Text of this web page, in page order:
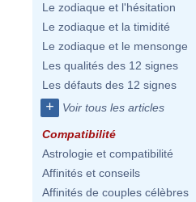
Le zodiaque et l'hésitation
Le zodiaque et la timidité
Le zodiaque et le mensonge
Les qualités des 12 signes
Les défauts des 12 signes
+ Voir tous les articles
Compatibilité
Astrologie et compatibilité
Affinités et conseils
Affinités de couples célèbres